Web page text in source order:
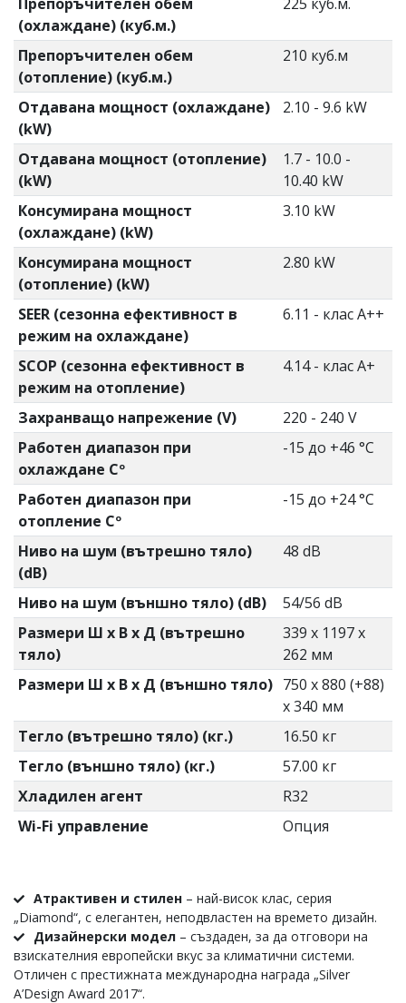
(охлаждане) (куб.м.)
Препоръчителен обем
(отопление) (куб.м.)
210 куб.м
Отдавана мощност (охлаждане)
(kW)
2.10 - 9.6 kW
Отдавана мощност (отопление)
(kW)
1.7 - 10.0 -
10.40 kW
Консумирана мощност
(охлаждане) (kW)
3.10 kW
Консумирана мощност
(отопление) (kW)
2.80 kW
SEER (сезонна ефективност в
режим на охлаждане)
6.11 - клас А++
SCOP (сезонна ефективност в
режим на отопление)
4.14 - клас А+
Захранващо напрежение (V)
220 - 240 V
Работен диапазон при
охлаждане Cº
-15 до +46 °C
Работен диапазон при
отопление Cº
-15 до +24 °C
Ниво на шум (вътрешно тяло)
(dB)
48 dB
Ниво на шум (външно тяло) (dB)
54/56 dB
Размери Ш х В х Д (вътрешно
тяло)
339 x 1197 x
262 мм
Размери Ш х В х Д (външно тяло) 750 x 880 (+88)
x 340 мм
Тегло (вътрешно тяло) (кг.)
16.50 кг
Тегло (външно тяло) (кг.)
57.00 кг
Хладилен агент
R32
Wi-Fi управление
Опция
Атрактивен и стилен – най-висок клас, серия
„Diamond“, с елегантен, неподвластен на времето дизайн.
Дизайнерски модел – създаден, за да отговори на
взискателния европейски вкус за климатични системи.
Отличен с престижната международна награда „Silver
A’Design Award 2017“.